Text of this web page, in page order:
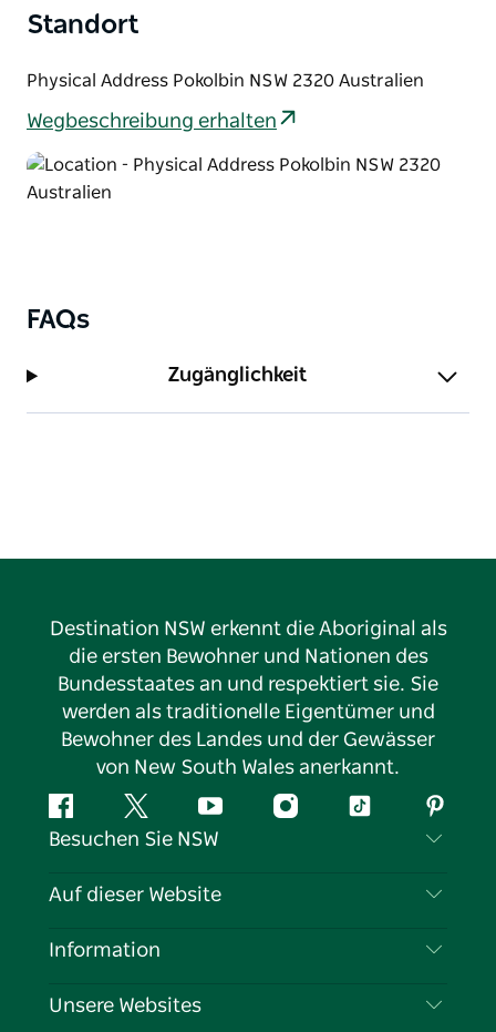
Standort
Physical Address Pokolbin NSW 2320 Australien
Wegbeschreibung erhalten
FAQs
Zugänglichkeit
Destination NSW erkennt die Aboriginal als
die ersten Bewohner und Nationen des
Bundesstaates an und respektiert sie. Sie
werden als traditionelle Eigentümer und
Bewohner des Landes und der Gewässer
von New South Wales anerkannt.
FacebookTwitter YouTubeInstagramTikTok
Besuchen Sie NSW
Kontaktieren Sie uns
Cookie-Hinweis
Auf dieser Website
Reiseziele
Information
Reiseinformationen
Unsere Websites